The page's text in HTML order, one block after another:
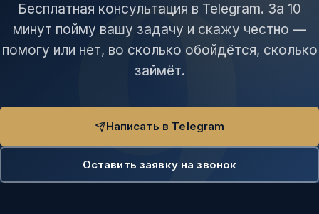
Бесплатная консультация в Telegram. За 10
минут пойму вашу задачу и скажу честно —
помогу или нет, во сколько обойдётся, сколько
займёт.
Написать в Telegram
Оставить заявку на звонок